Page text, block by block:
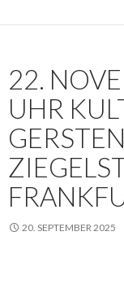
22.
UHR
20. SEPTEMBER 2025